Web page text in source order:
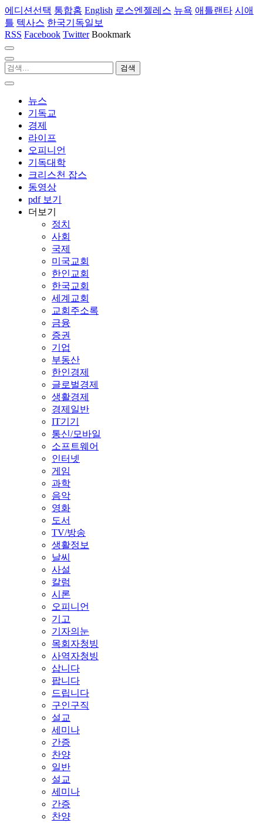
에디션선택 통합홈 English 로스엔젤레스 뉴욕 애틀랜타 시애
틀 텍사스 한국기독일보
RSS Facebook Twitter Bookmark
뉴스
기독교
경제
라이프
오피니언
기독대학
크리스천 잡스
동영상
pdf 보기
더보기
정치
사회
국제
미국교회
한인교회
한국교회
세계교회
교회주소록
금융
증권
기업
부동산
한인경제
글로벌경제
생활경제
경제일반
IT기기
통신/모바일
소프트웨어
인터넷
게임
과학
음악
영화
도서
TV/방송
생활정보
날씨
사설
칼럼
시론
오피니언
기고
기자의눈
목회자청빙
사역자청빙
삽니다
팝니다
드립니다
구인구직
설교
세미나
간증
찬양
일반
설교
세미나
간증
찬양